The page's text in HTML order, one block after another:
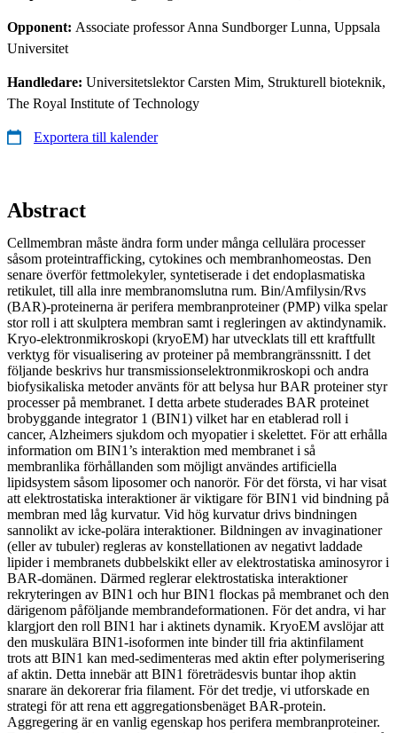
Opponent: Associate professor Anna Sundborger Lunna, Uppsala
Universitet
Handledare: Universitetslektor Carsten Mim, Strukturell bioteknik,
The Royal Institute of Technology
Exportera till kalender
Abstract
Cellmembran måste ändra form under många cellulära processer
såsom proteintrafficking, cytokines och membranhomeostas. Den
senare överför fettmolekyler, syntetiserade i det endoplasmatiska
retikulet, till alla inre membranomslutna rum. Bin/Amfilysin/Rvs
(BAR)-proteinerna är perifera membranproteiner (PMP) vilka spelar
stor roll i att skulptera membran samt i regleringen av aktindynamik.
Kryo-elektronmikroskopi (kryoEM) har utvecklats till ett kraftfullt
verktyg för visualisering av proteiner på membrangränssnitt. I det
följande beskrivs hur transmissionselektronmikroskopi och andra
biofysikaliska metoder använts för att belysa hur BAR proteiner styr
processer på membranet. I detta arbete studerades BAR proteinet
brobyggande integrator 1 (BIN1) vilket har en etablerad roll i
cancer, Alzheimers sjukdom och myopatier i skelettet. För att erhålla
information om BIN1’s interaktion med membranet i så
membranlika förhållanden som möjligt användes artificiella
lipidsystem såsom liposomer och nanorör. För det första, vi har visat
att elektrostatiska interaktioner är viktigare för BIN1 vid bindning på
membran med låg kurvatur. Vid hög kurvatur drivs bindningen
sannolikt av icke-polära interaktioner. Bildningen av invaginationer
(eller av tubuler) regleras av konstellationen av negativt laddade
lipider i membranets dubbelskikt eller av elektrostatiska aminosyror i
BAR-domänen. Därmed reglerar elektrostatiska interaktioner
rekryteringen av BIN1 och hur BIN1 flockas på membranet och den
därigenom påföljande membrandeformationen. För det andra, vi har
klargjort den roll BIN1 har i aktinets dynamik. KryoEM avslöjar att
den muskulära BIN1-isoformen inte binder till fria aktinfilament
trots att BIN1 kan med-sedimenteras med aktin efter polymerisering
af aktin. Detta innebär att BIN1 företrädesvis buntar ihop aktin
snarare än dekorerar fria filament. För det tredje, vi utforskade en
strategi för att rena ett aggregationsbenäget BAR-protein.
Aggregering är en vanlig egenskap hos perifera membranproteiner.